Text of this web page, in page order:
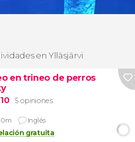
en Ylläsjärvi
en trineo de perros
5 opiniones
Inglés
gratuita